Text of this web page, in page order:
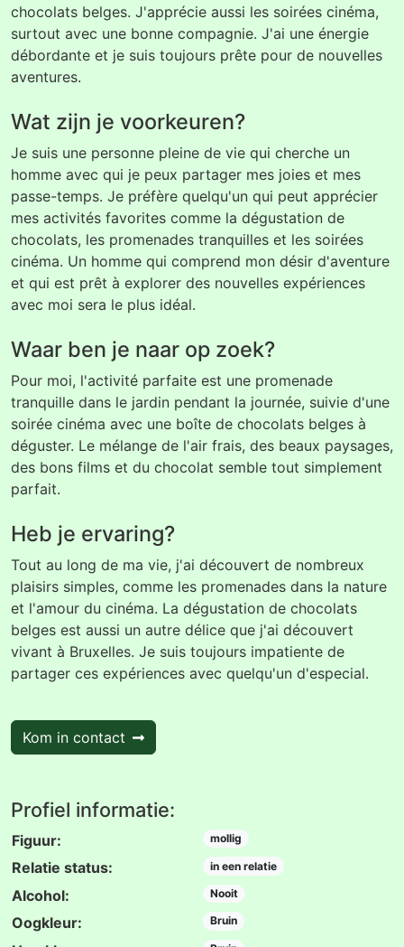
chocolats belges. J'apprécie aussi les soirées cinéma,
surtout avec une bonne compagnie. J'ai une énergie
débordante et je suis toujours prête pour de nouvelles
aventures.
Wat zijn je voorkeuren?
Je suis une personne pleine de vie qui cherche un
homme avec qui je peux partager mes joies et mes
passe-temps. Je préfère quelqu'un qui peut apprécier
mes activités favorites comme la dégustation de
chocolats, les promenades tranquilles et les soirées
cinéma. Un homme qui comprend mon désir d'aventure
et qui est prêt à explorer des nouvelles expériences
avec moi sera le plus idéal.
Waar ben je naar op zoek?
Pour moi, l'activité parfaite est une promenade
tranquille dans le jardin pendant la journée, suivie d'une
soirée cinéma avec une boîte de chocolats belges à
déguster. Le mélange de l'air frais, des beaux paysages,
des bons films et du chocolat semble tout simplement
parfait.
Heb je ervaring?
Tout au long de ma vie, j'ai découvert de nombreux
plaisirs simples, comme les promenades dans la nature
et l'amour du cinéma. La dégustation de chocolats
belges est aussi un autre délice que j'ai découvert
vivant à Bruxelles. Je suis toujours impatiente de
partager ces expériences avec quelqu'un d'especial.
Kom in contact
Profiel informatie:
Figuur: mollig
Relatie status: in een relatie
Alcohol: Nooit
Oogkleur: Bruin